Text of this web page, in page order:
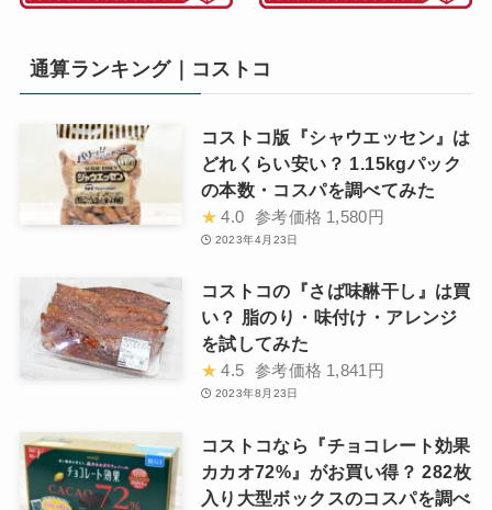
通算ランキング｜コストコ
コストコ版『シャウエッセン』は
どれくらい安い？ 1.15kgパック
の本数・コスパを調べてみた
★ 4.0 参考価格 1,580円
2023年4月23日
コストコの『さば味醂干し』は買
い？ 脂のり・味付け・アレンジ
を試してみた
★ 4.5 参考価格 1,841円
2023年8月23日
コストコなら『チョコレート効果
カカオ72%』がお買い得？ 282枚
入り大型ボックスのコスパを調べ